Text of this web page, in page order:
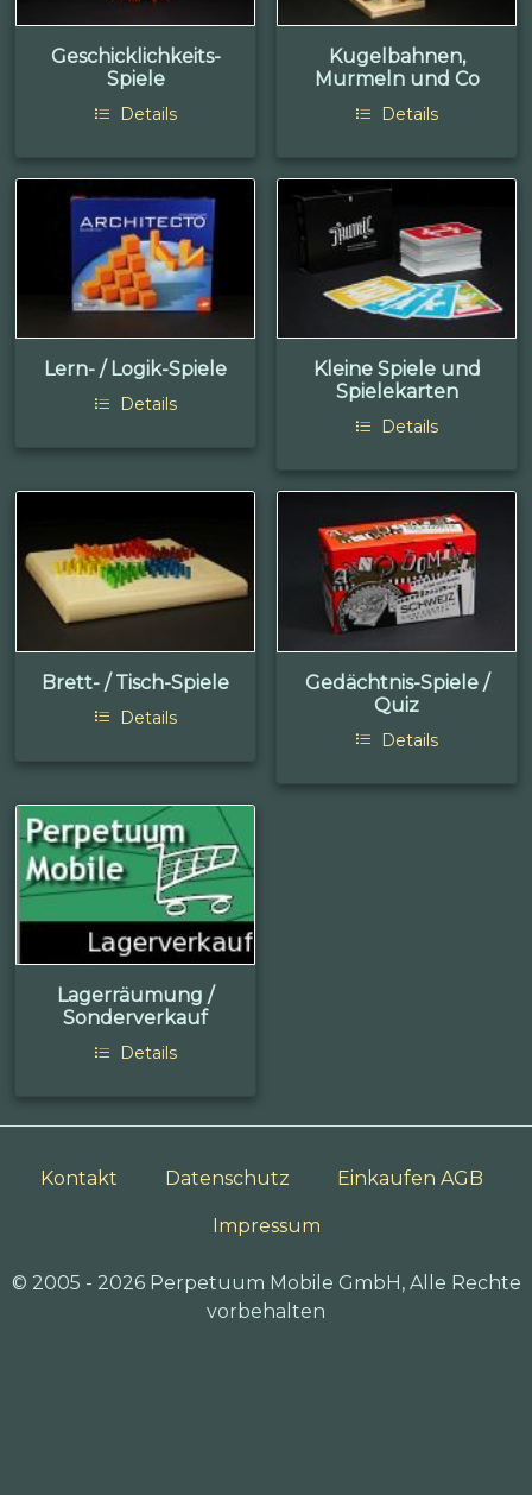
Geschicklichkeits-
Spiele
Details
Kugelbahnen,
Murmeln und Co
Details
Lern- / Logik-Spiele
Details
Kleine Spiele und
Spielekarten
Details
Brett- / Tisch-Spiele
Details
Gedächtnis-Spiele /
Quiz
Details
Lagerräumung /
Sonderverkauf
Details
Kontakt Datenschutz Einkaufen AGB
Impressum
© 2005 - 2026 Perpetuum Mobile GmbH, Alle Rechte
vorbehalten